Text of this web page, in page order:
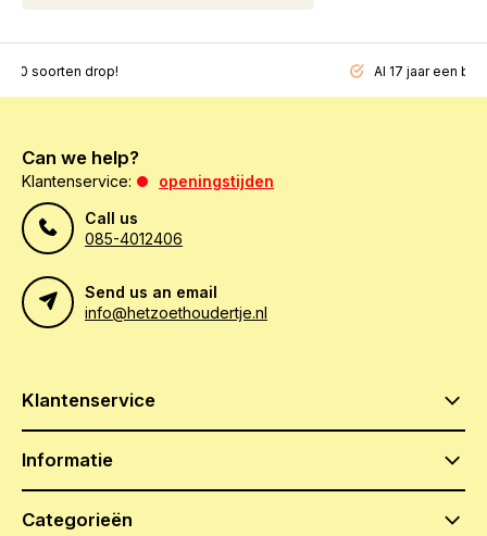
soorten drop! Al 17 jaar een
Can we help?
Klantenservice:
openingstijden
Call us
085-4012406
Send us an email
info@hetzoethoudertje.nl
Klantenservice
Informatie
Categorieën